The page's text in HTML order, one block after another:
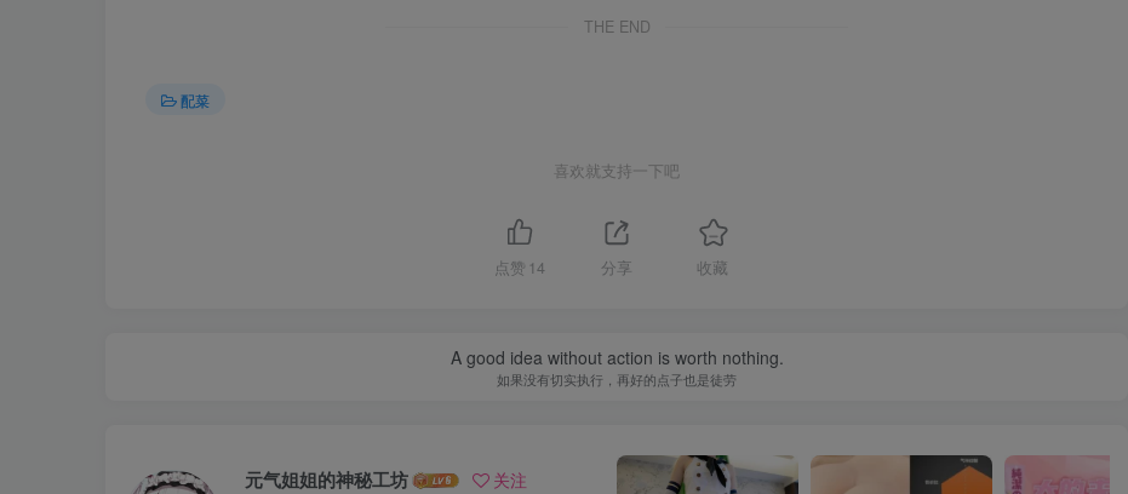
THE END
配菜
喜欢就支持一下吧
点赞 14 分享 收藏
A good idea without action is worth nothing.
如果没有切实执行，再好的点子也是徒劳
元气姐姐的神秘工坊 关注